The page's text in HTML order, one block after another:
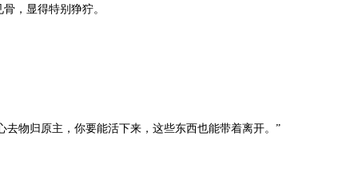
，显得特别狰狞。
物归原主，你要能活下来，这些东西也能带着离开。”